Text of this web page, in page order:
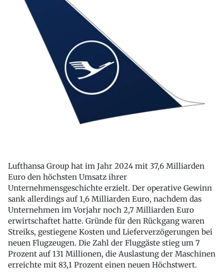
Lufthansa Group hat im Jahr 2024 mit 37,6 Milliarden
Euro den höchsten Umsatz ihrer
Unternehmensgeschichte erzielt. Der operative Gewinn
sank allerdings auf 1,6 Milliarden Euro, nachdem das
Unternehmen im Vorjahr noch 2,7 Milliarden Euro
erwirtschaftet hatte. Gründe für den Rückgang waren
Streiks, gestiegene Kosten und Lieferverzögerungen bei
neuen Flugzeugen. Die Zahl der Fluggäste stieg um 7
Prozent auf 131 Millionen, die Auslastung der Maschinen
erreichte mit 83,1 Prozent einen neuen Höchstwert.